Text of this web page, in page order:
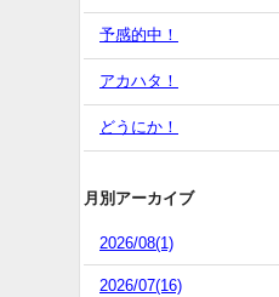
予感的中！
アカハタ！
どうにか！
月別アーカイブ
2026/08(1)
2026/07(16)